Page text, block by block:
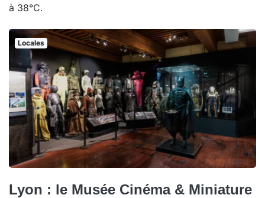
à 38°C.
Locales
Lyon : le Musée Cinéma & Miniature